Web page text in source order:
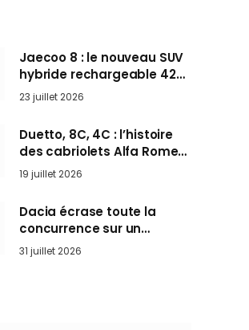
Jaecoo 8 : le nouveau SUV
hybride rechargeable 428
ch qui vise l’Audi Q7 arrive
en Europe cet automne
23 juillet 2026
Duetto, 8C, 4C : l’histoire
des cabriolets Alfa Romeo,
ces Spider qui ont défini
l’art de rouler cheveux au
vent
19 juillet 2026
Dacia écrase toute la
concurrence sur un
marché où personne ne
l’attendait
31 juillet 2026